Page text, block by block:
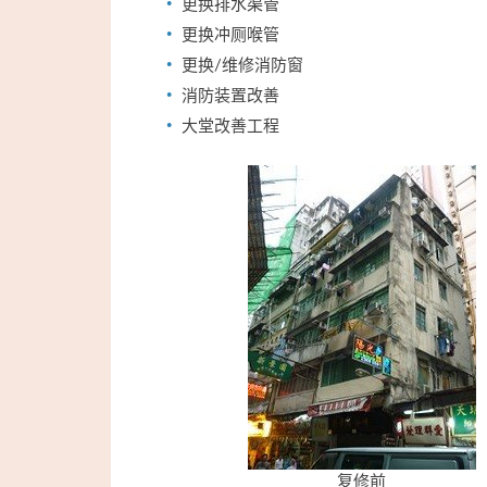
更换冲厕喉管
更换/维修消防窗
消防装置改善
大堂改善工程
复修前